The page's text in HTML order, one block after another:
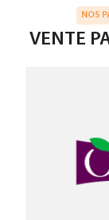
NOS
VENTE